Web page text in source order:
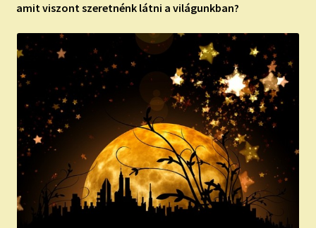
amit viszont szeretnénk látni a világunkban?